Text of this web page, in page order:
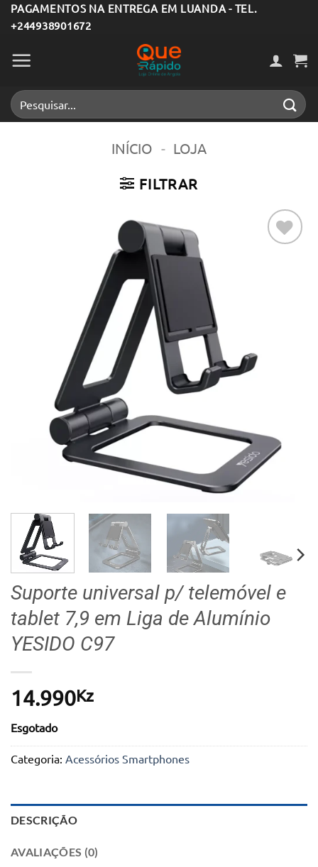
Skip
to
content
PAGAMENTOS NA ENTREGA EM LUANDA - TEL.
+244938901672
Pesquisar
por:
INÍCIO - LOJA
FILTRAR
Suporte universal p/ telemóvel e
tablet 7,9 em Liga de Alumínio
YESIDO C97
14.990Kz
Esgotado
Categoria: Acessórios Smartphones
DESCRIÇÃO
AVALIAÇÕES (0)